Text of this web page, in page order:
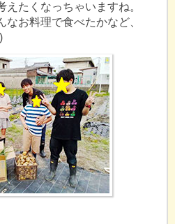
えたくなっちゃいますね。
なお料理で食べたかなど、